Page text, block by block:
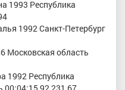
1993 Республика
1992 Санкт-Петербург
Московская область
1992 Республика